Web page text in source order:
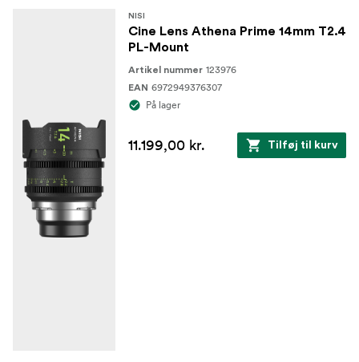
NISI
Cine Lens Athena Prime 14mm T2.4
PL-Mount
Artikel nummer 123976
EAN 6972949376307
På lager
11.199,00 kr. Tilføj til kurv